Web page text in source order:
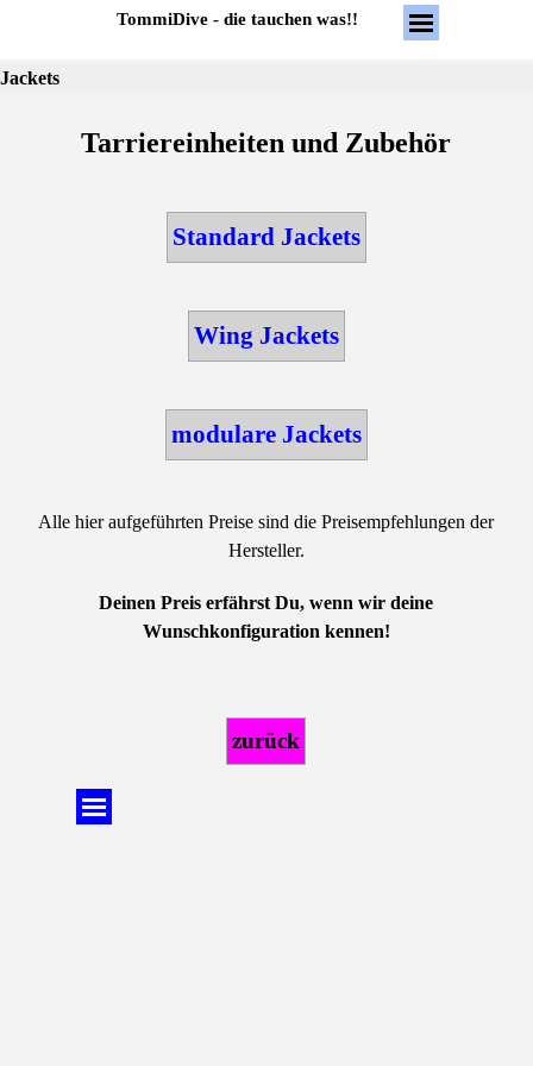
Direkt zum SeiteninhaltTommiDive - die tauchen was!! Menü
Jackets
Tarriereinheiten und Zubehör
Standard Jackets
Wing Jackets
modulare Jackets
Alle hier aufgeführten Preise sind die Preisempfehlungen der
Hersteller.
Deinen Preis erfährst Du, wenn wir deine
Wunschkonfiguration kennen!
zurück
Menü überspringen